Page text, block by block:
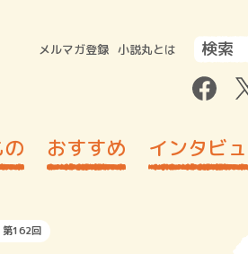
メルマガ登録 小説丸とは
おすすめ インタビ
162回